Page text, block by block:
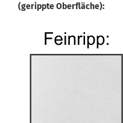
(gerippte Oberfläche):